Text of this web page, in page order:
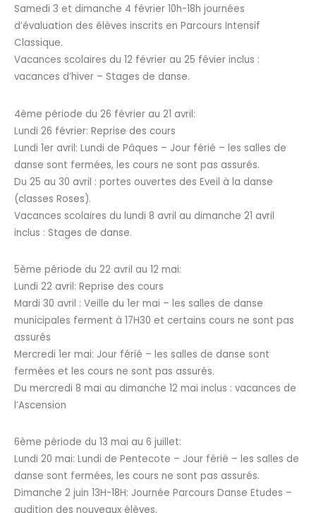
Samedi 3 et dimanche 4 février 10h-18h journées
d’évaluation des élèves inscrits en Parcours Intensif
Classique.
Vacances scolaires du 12 février au 25 févier inclus :
vacances d’hiver – Stages de danse.
4ème période du 26 février au 21 avril:
Lundi 26 février: Reprise des cours
Lundi 1er avril: Lundi de Pâques – Jour férié – les salles de
danse sont fermées, les cours ne sont pas assurés.
Du 25 au 30 avril : portes ouvertes des Eveil à la danse
(classes Roses).
Vacances scolaires du lundi 8 avril au dimanche 21 avril
inclus : Stages de danse.
5ème période du 22 avril au 12 mai:
Lundi 22 avril: Reprise des cours
Mardi 30 avril : Veille du 1er mai – les salles de danse
municipales ferment à 17H30 et certains cours ne sont pas
assurés
Mercredi 1er mai: Jour férié – les salles de danse sont
fermées et les cours ne sont pas assurés.
Du mercredi 8 mai au dimanche 12 mai inclus : vacances de
l’Ascension
6ème période du 13 mai au 6 juillet:
Lundi 20 mai: Lundi de Pentecote – Jour férié – les salles de
danse sont fermées, les cours ne sont pas assurés.
Dimanche 2 juin 13H-18H: Journée Parcours Danse Etudes –
audition des nouveaux élèves.